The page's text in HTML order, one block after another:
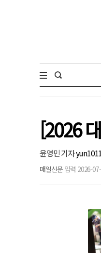
[2026
윤영민 기자
매일신문 입력 2026-